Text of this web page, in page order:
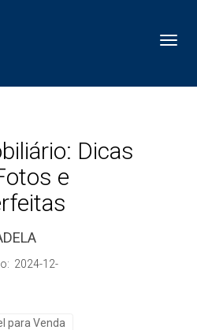
Dicas
e
2024-12-
para Venda